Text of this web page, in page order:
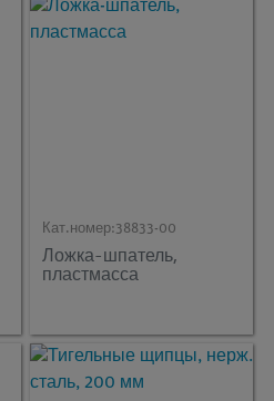
Кат.номер:38833-00
Ложка-шпатель,
пластмасса